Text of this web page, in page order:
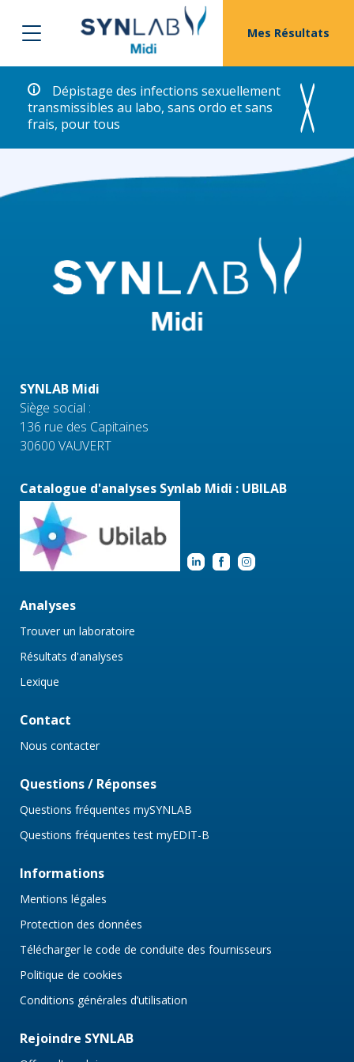
Mes Résultats
Dépistage des infections sexuellement
transmissibles au labo, sans ordo et sans
frais, pour tous
SYNLAB Midi
Siège social :
136 rue des Capitaines
30600 VAUVERT
Catalogue d'analyses Synlab Midi : UBILAB
Analyses
Trouver un laboratoire
Résultats d'analyses
Lexique
Contact
Nous contacter
Questions / Réponses
Questions fréquentes mySYNLAB
Questions fréquentes test myEDIT-B
Informations
Mentions légales
Protection des données
Télécharger le code de conduite des fournisseurs
Politique de cookies
Conditions générales d’utilisation
Rejoindre SYNLAB